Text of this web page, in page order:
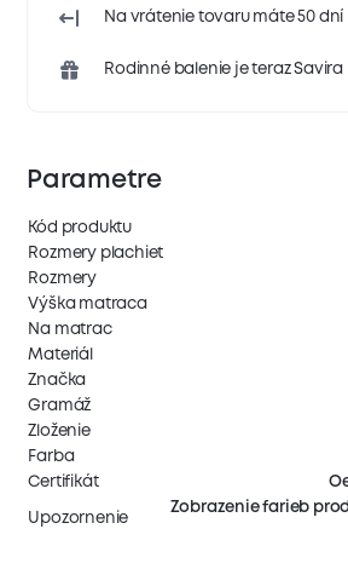
Na vrátenie tovaru máte 50 dní
Rodinné balenie je teraz Savira
Parametre
Kód produktu
Rozmery plachiet
Rozmery
Výška matraca
Na matrac
Materiál
Značka
Gramáž
Zloženie
Farba
Certifikát
Upozornenie
Zobrazenie farieb